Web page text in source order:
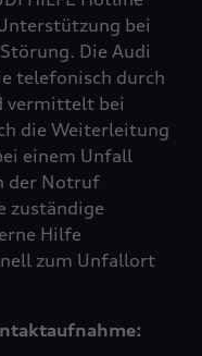
bei
Die Audi
telefonisch durch
vermittelt bei
die Weiterleitung
einem Unfall
der Notruf
zuständige
Hilfe
zum Unfallort